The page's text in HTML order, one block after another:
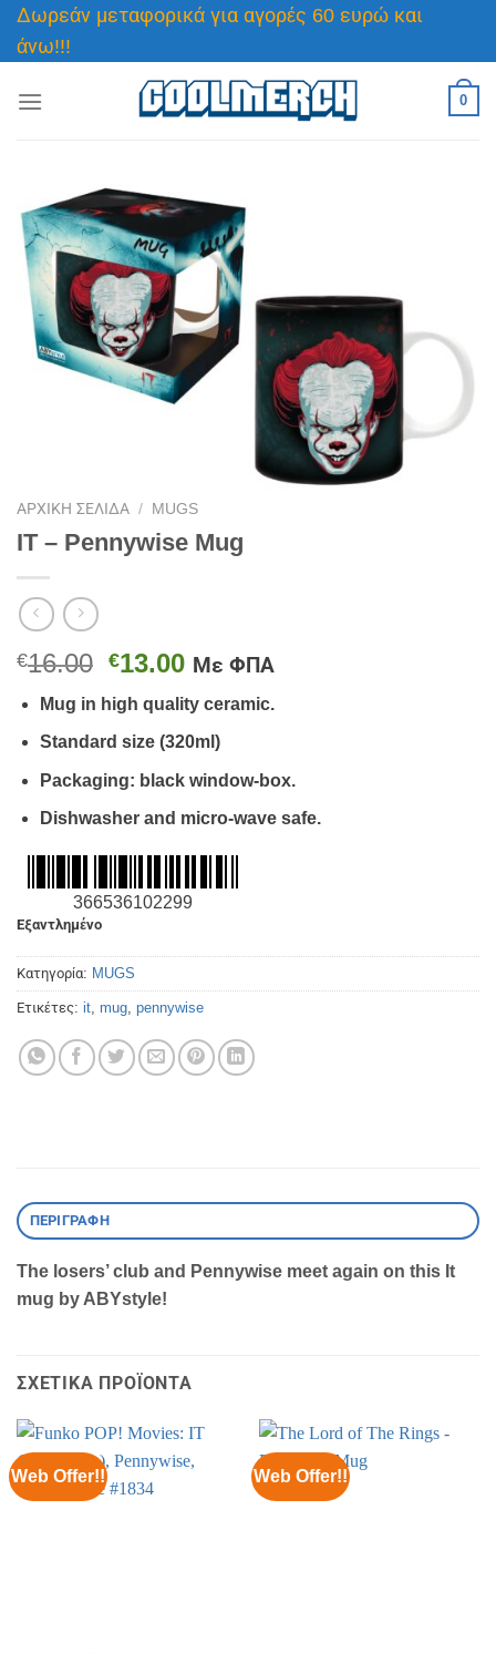
Μετάβαση
στο
περιεχόμενο
Δωρεάν μεταφορικά για αγορές 60 ευρώ και
άνω!!!
0
ΑΡΧΙΚΉ ΣΕΛΊΔΑ / MUGS
IT – Pennywise Mug
€16.00 Original
was:
€16.00.
€13.00Η
τιμή
είναι:
€13.00.
Με ΦΠΑ
Mug in high quality ceramic.
Standard size (320ml)
Packaging: black window-box.
Dishwasher and micro-wave safe.
366536102299
Εξαντλημένο
Κατηγορία: MUGS
Ετικέτες: it, mug, pennywise
ΠΕΡΙΓΡΑΦΉ
The losers’ club and Pennywise meet again on this It
mug by ABYstyle!
ΣΧΕΤΙΚΆ ΠΡΟΪΌΝΤΑ
Web Offer!! Web Offer!!